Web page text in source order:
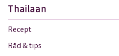
Thailaan
Recept
Råd & tips